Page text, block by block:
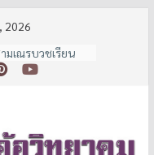
2026
มเณรบวชเรียน
อยโอกาส
น ม.1 และ ม.4 ปี